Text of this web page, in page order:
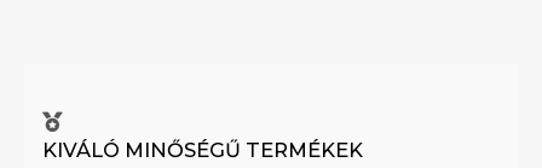
KIVÁLÓ MINŐSÉGŰ TERMÉKEK